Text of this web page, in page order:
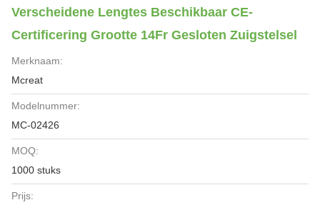
Verscheidene Lengtes Beschikbaar CE-
Certificering Grootte 14Fr Gesloten Zuigstelsel
Merknaam:
Mcreat
Modelnummer:
MC-02426
MOQ:
1000 stuks
Prijs: